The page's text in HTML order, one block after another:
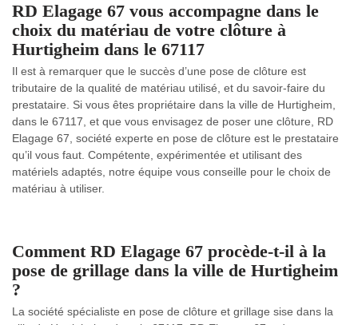
RD Elagage 67 vous accompagne dans le
choix du matériau de votre clôture à
Hurtigheim dans le 67117
Il est à remarquer que le succès d’une pose de clôture est
tributaire de la qualité de matériau utilisé, et du savoir-faire du
prestataire. Si vous êtes propriétaire dans la ville de Hurtigheim,
dans le 67117, et que vous envisagez de poser une clôture, RD
Elagage 67, société experte en pose de clôture est le prestataire
qu’il vous faut. Compétente, expérimentée et utilisant des
matériels adaptés, notre équipe vous conseille pour le choix de
matériau à utiliser.
Comment RD Elagage 67 procède-t-il à la
pose de grillage dans la ville de Hurtigheim
?
La société spécialiste en pose de clôture et grillage sise dans la